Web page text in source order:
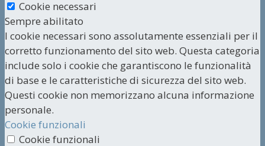
Cookie necessari
Sempre abilitato
I cookie necessari sono assolutamente essenziali per il
corretto funzionamento del sito web. Questa categoria
include solo i cookie che garantiscono le funzionalità
di base e le caratteristiche di sicurezza del sito web.
Questi cookie non memorizzano alcuna informazione
personale.
Cookie funzionali
Cookie funzionali